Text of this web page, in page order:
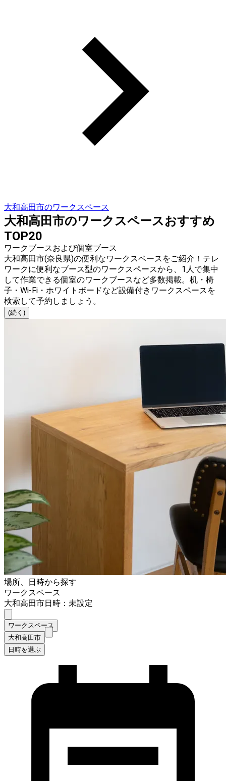
大和高田市のワークスペース
大和高田市のワークスペースおすすめ
TOP20
ワークブースおよび個室ブース
大和高田市(奈良県)の便利なワークスペースをご紹介！テレ
ワークに便利なブース型のワークスペースから、1人で集中
して作業できる個室のワークブースなど多数掲載。机・椅
子・Wi-Fi・ホワイトボードなど設備付きワークスペースを
検索して予約しましょう。
(続く)
場所、日時から探す
ワークスペース
大和高田市日時：未設定
ワークスペース
大和高田市
日時を選ぶ